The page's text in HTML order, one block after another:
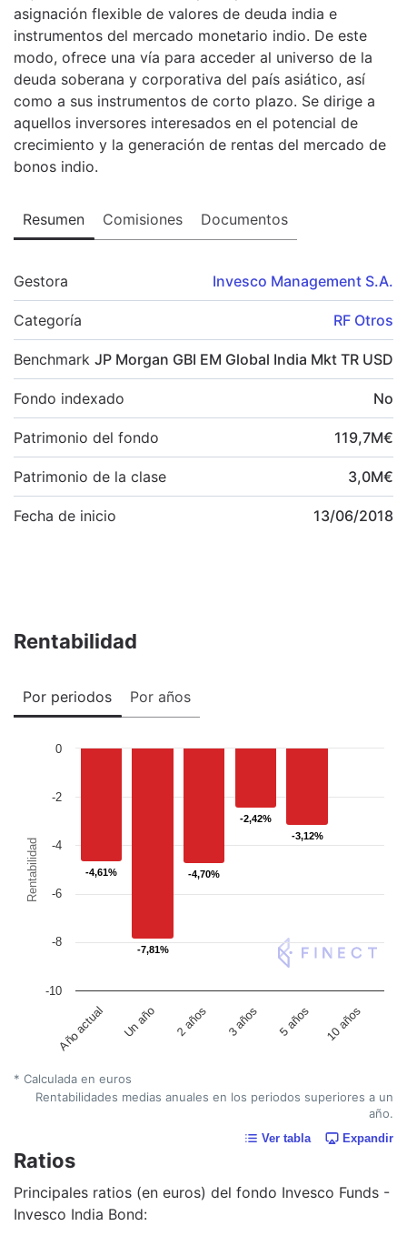
asignación flexible de valores de deuda india e
instrumentos del mercado monetario indio. De este
modo, ofrece una vía para acceder al universo de la
deuda soberana y corporativa del país asiático, así
como a sus instrumentos de corto plazo. Se dirige a
aquellos inversores interesados en el potencial de
crecimiento y la generación de rentas del mercado de
bonos indio.
Resumen Comisiones Documentos
Gestora Invesco Management S.A.
Categoría RF Otros
Benchmark JP Morgan GBI EM Global India Mkt TR USD
Fondo indexado No
Patrimonio del fondo 119,7M€
Patrimonio de la clase 3,0M€
Fecha de inicio 13/06/2018
Rentabilidad
Por periodos Por años
Rentabilidad -4,61%
-4,61%
-7,81%
-7,81%
-4,70%
-4,70%
-2,42%
-2,42%
-3,12%
-3,12%
Año actual Un año 2 años 3 años 5 años 10 años
-10
-8
-6
-4
-2
0
* Calculada en euros
Rentabilidades medias anuales en los periodos superiores a un
año.
Ver tabla Expandir
Ratios
Principales ratios (en euros) del fondo Invesco Funds -
Invesco India Bond: